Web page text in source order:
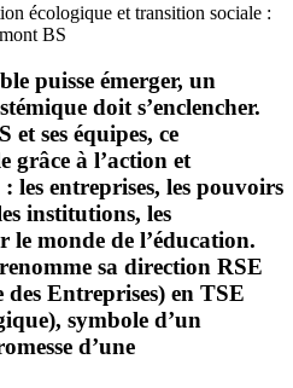
écologique et transition sociale :
BS
puisse émerger, un
doit s’enclencher.
ses équipes, ce
grâce à l’action et
les entreprises, les pouvoirs
institutions, les
monde de l’éducation.
sa direction RSE
des Entreprises) en TSE
symbole d’un
d’une